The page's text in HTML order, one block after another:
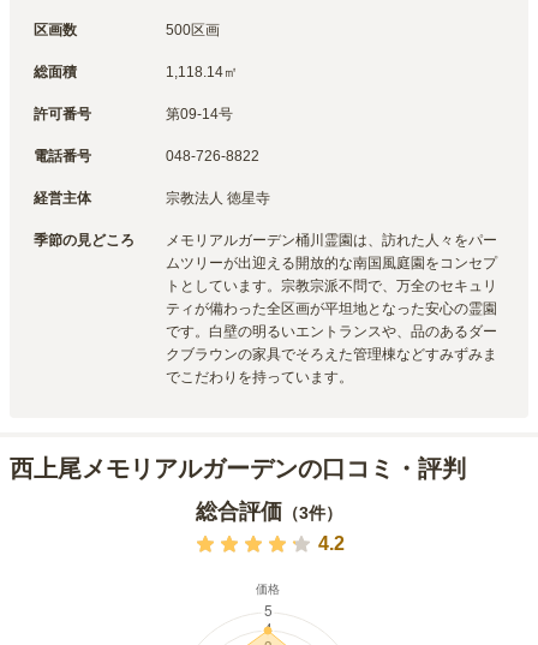
区画数 500区画
総面積 1,118.14㎡
許可番号 第09-14号
電話番号 048-726-8822
経営主体 宗教法人 徳星寺
季節の見どころ
メモリアルガーデン桶川霊園は、訪れた人々をパー
ムツリーが出迎える開放的な南国風庭園をコンセプ
トとしています。宗教宗派不問で、万全のセキュリ
ティが備わった全区画が平坦地となった安心の霊園
です。白壁の明るいエントランスや、品のあるダー
クブラウンの家具でそろえた管理棟などすみずみま
でこだわりを持っています。
西上尾メモリアルガーデンの口コミ・評判
総合評価 （3件）
4.2